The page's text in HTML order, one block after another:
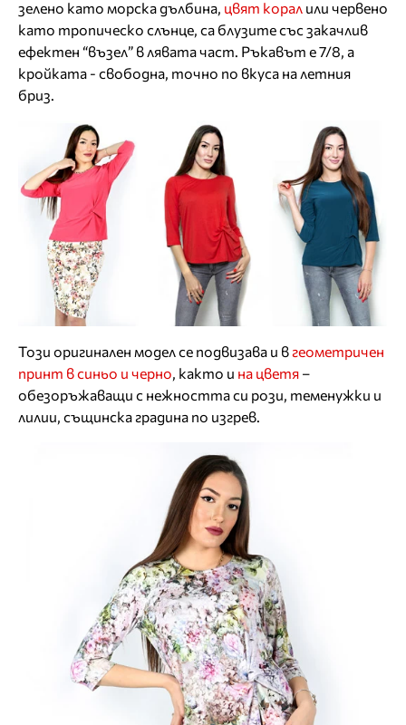
зелено като морска дълбина, цвят корал или червено
като тропическо слънце, са блузите със закачлив
ефектен “възел” в лявата част. Ръкавът е 7/8, а
кройката - свободна, точно по вкуса на летния
бриз.
Този оригинален модел се подвизава и вгеометричен
принт в синьо и черно , както и на цветя –
обезоръжаващи с нежността си рози, теменужки и
лилии, същинска градина по изгрев.